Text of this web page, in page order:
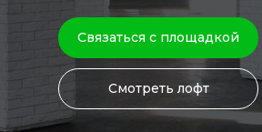
Связаться с площадкой
Смотреть лофт